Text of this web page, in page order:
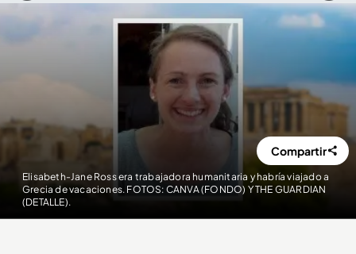
Elisabeth-Jane Ross era trabajadora humanitaria y habría viajado a
Grecia de vacaciones. FOTOS: CANVA (FONDO) Y THE GUARDIAN
(DETALLE).
Compartir